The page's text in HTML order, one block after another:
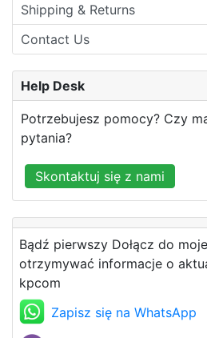
Shipping & Returns
Contact Us
Help Desk
Potrzebujesz pomocy? Czy
pytania?
Skontaktuj się z nami
Bądź pierwszy Dołącz do
otrzymywać informacje o
kpcom
Zapisz się na WhatsApp